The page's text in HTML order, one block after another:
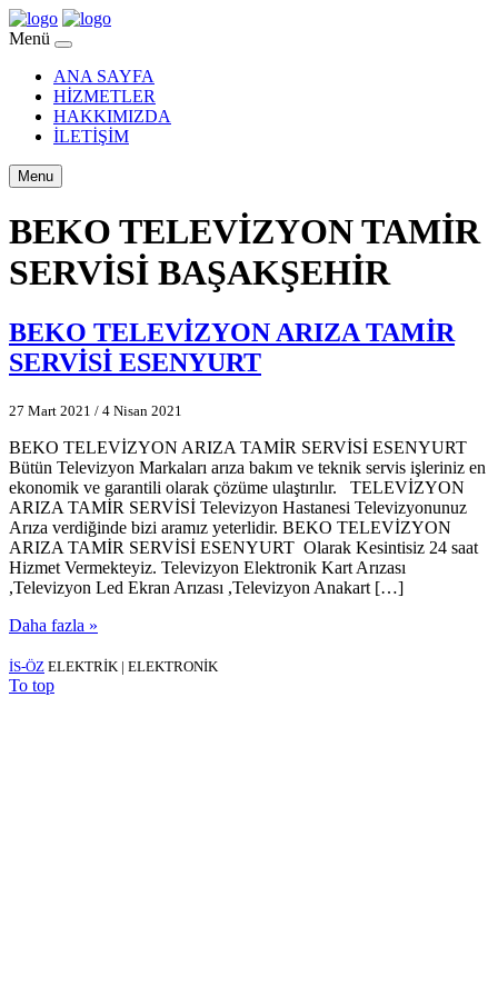
Menü
ANA SAYFA
HİZMETLER
HAKKIMIZDA
İLETİŞİM
Menu
BEKO TELEVİZYON TAMİR
SERVİSİ BAŞAKŞEHİR
BEKO TELEVİZYON ARIZA TAMİR
SERVİSİ ESENYURT
27 Mart 2021 / 4 Nisan 2021
BEKO TELEVİZYON ARIZA TAMİR SERVİSİ ESENYURT
Bütün Televizyon Markaları arıza bakım ve teknik servis işleriniz en
ekonomik ve garantili olarak çözüme ulaştırılır. TELEVİZYON
ARIZA TAMİR SERVİSİ Televizyon Hastanesi Televizyonunuz
Arıza verdiğinde bizi aramız yeterlidir. BEKO TELEVİZYON
ARIZA TAMİR SERVİSİ ESENYURT Olarak Kesintisiz 24 saat
Hizmet Vermekteyiz. Televizyon Elektronik Kart Arızası
,Televizyon Led Ekran Arızası ,Televizyon Anakart […]
Daha fazla »
İS-ÖZ ELEKTRİK | ELEKTRONİK
To top